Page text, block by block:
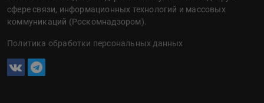
сфере связи, информационных технологий и массовых
коммуникаций (Роскомнадзором).
Политика обработки персональных данных